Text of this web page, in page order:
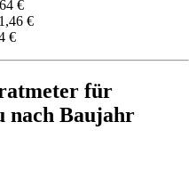
€
€
€
für
nach Baujahr